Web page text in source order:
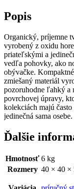
Popis
Organický, príjemne
vyrobený z oxidu
priateľskými a
vedľa pohovky, ako
obývačke.
zmiešaný materiál
pozoruhodne ľahký
povrchovej úpravy,
kolekciách majú
jedinečná sama osebe.
Ďalšie
Hmotnosť 6 kg
Rozmery 40 × 40 ×